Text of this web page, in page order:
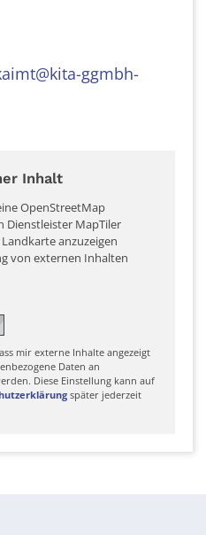
ggmbh-
Inhalt
OpenStreetMap
Dienstleister MapTiler
anzuzeigen
von externen Inhalten
mir externe Inhalte angezeigt
Daten an
Diese Einstellung kann auf
später jederzeit